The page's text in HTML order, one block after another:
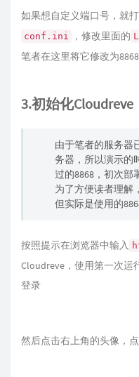
如果想自定义端口号，就
conf.ini ，修改里面的
笔者在这里将它修改为
3.初始化Cloudreve
由于笔者的服务器
务器，所以演示的
过的8868，初次部
为了方便读者理解
但实际是使用的
按照提示在浏览器中输入
Cloudreve，使用第一次运
登录
然后点击右上角的头像，